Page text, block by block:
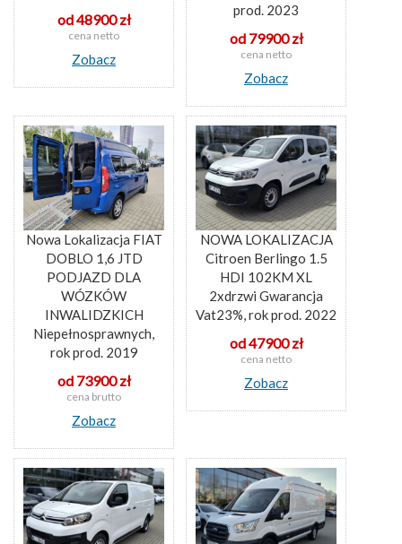
od 48900 zł
cena netto
Zobacz
prod. 2023
od 79900 zł
cena netto
Zobacz
Nowa Lokalizacja FIAT
DOBLO 1,6 JTD
PODJAZD DLA
WÓZKÓW
INWALIDZKICH
Niepełnosprawnych,
rok prod. 2019
od 73900 zł
cena brutto
Zobacz
NOWA LOKALIZACJA
Citroen Berlingo 1.5
HDI 102KM XL
2xdrzwi Gwarancja
Vat23%, rok prod. 2022
od 47900 zł
cena netto
Zobacz